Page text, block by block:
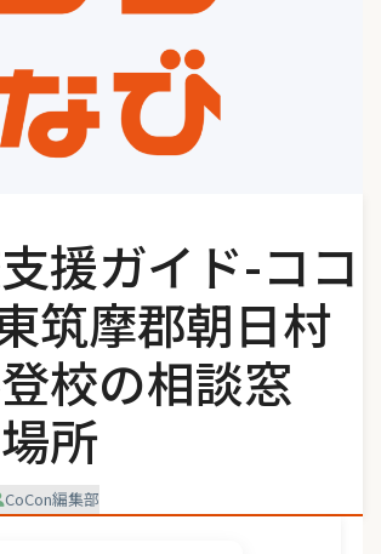
援ガイド-ココ
筑摩郡朝日村
校の相談窓
所
CoCon編集部